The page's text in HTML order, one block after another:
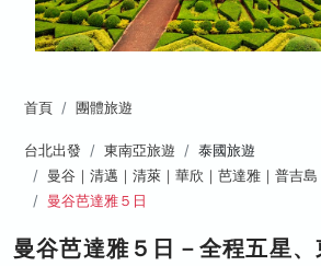
首頁 團體旅遊
台北出發 東南亞旅遊
泰國旅遊
曼谷｜清邁｜清萊｜華欣｜芭達雅｜普吉島
曼谷芭達雅５日
曼谷芭達雅５日－全程五星